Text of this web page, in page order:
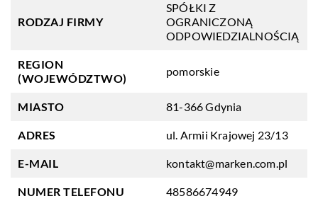
RODZAJ FIRMY
SPÓŁKI Z
OGRANICZONĄ
ODPOWIEDZIALNOŚCIĄ
REGION
(WOJEWÓDZTWO)
pomorskie
MIASTO 81-366 Gdynia
ADRES ul. Armii Krajowej 23/13
E-MAIL kontakt@marken.com.pl
NUMER TELEFONU 48586674949